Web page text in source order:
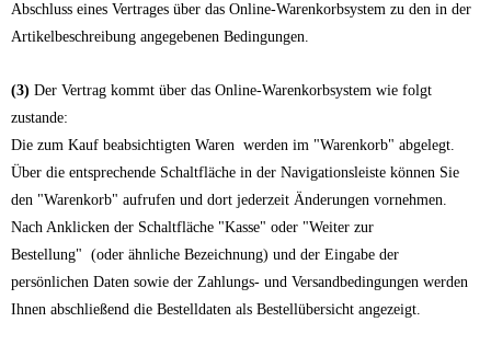
Abschluss eines Vertrages über das Online-Warenkorbsystem zu den in der
Artikelbeschreibung angegebenen Bedingungen.
(3) Der Vertrag kommt über das Online-Warenkorbsystem wie folgt
zustande:
Die zum Kauf beabsichtigten Waren werden im "Warenkorb" abgelegt.
Über die entsprechende Schaltfläche in der Navigationsleiste können Sie
den "Warenkorb" aufrufen und dort jederzeit Änderungen vornehmen.
Nach Anklicken der Schaltfläche "Kasse" oder "Weiter zur
Bestellung" (oder ähnliche Bezeichnung) und der Eingabe der
persönlichen Daten sowie der Zahlungs- und Versandbedingungen werden
Ihnen abschließend die Bestelldaten als Bestellübersicht angezeigt.